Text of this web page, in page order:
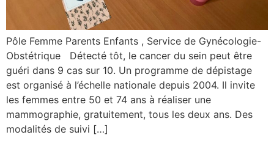
Pôle Femme Parents Enfants , Service de Gynécologie-
Obstétrique Détecté tôt, le cancer du sein peut être
guéri dans 9 cas sur 10. Un programme de dépistage
est organisé à l’échelle nationale depuis 2004. Il invite
les femmes entre 50 et 74 ans à réaliser une
mammographie, gratuitement, tous les deux ans. Des
modalités de suivi […]